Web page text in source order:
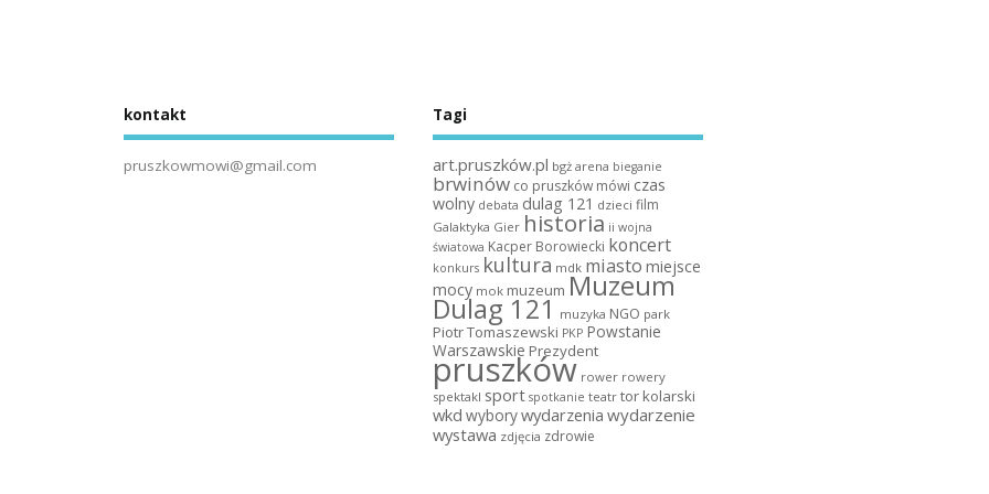
kontakt
pruszkowmowi@gmail.com
Tagi
art.pruszków.pl bgż arena bieganie
brwinów co pruszków mówi czas
wolny debata dulag 121 dzieci film
Galaktyka Gier historia ii wojna
światowa Kacper Borowiecki koncert
konkurs kultura mdk miasto miejsce
mocy mok muzeum Muzeum
Dulag 121 muzyka NGO park
Piotr Tomaszewski PKP Powstanie
Warszawskie Prezydent
pruszków rower rowery
spektakl sport spotkanie teatr tor kolarski
wkd wyborywydarzenia wydarzenie
wystawa zdjęcia zdrowie